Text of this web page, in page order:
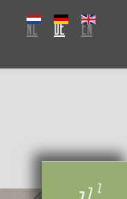
NL DE EN